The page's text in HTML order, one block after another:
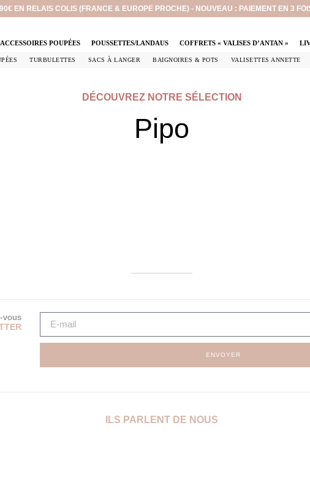
EN RELAIS COLIS (FRANCE & EUROPE PROCHE) - NOUVEAU : PAIEMENT EN 3
ACCESSOIRES POUPÉES POUSSETTES/LANDAUS COFFRETS « VALISES D’ANTAN »
TURBULETTES SACS À LANGER BAIGNOIRES & POTS VALISETTES ANNETTE
DÉCOUVREZ NOTRE SÉLECTION
Pipo
vous
ENVOYER
ILS PARLENT DE NOUS